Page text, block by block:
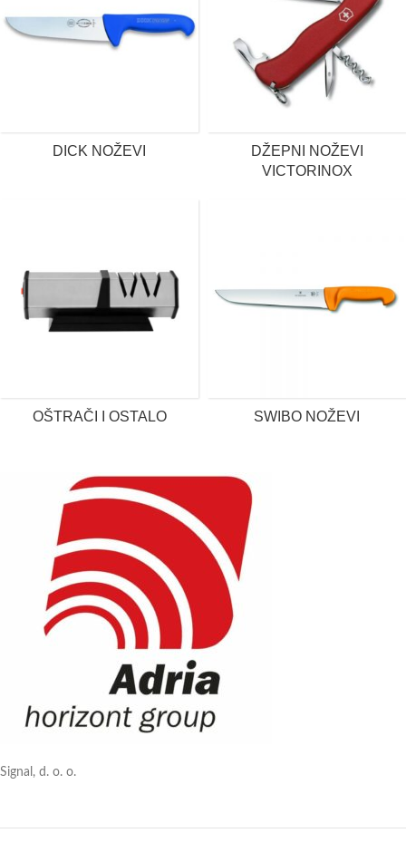
DICK NOŽEVI
DŽEPNI NOŽEVI
VICTORINOX
OŠTRAČI I OSTALO SWIBO NOŽEVI
Signal, d. o. o.